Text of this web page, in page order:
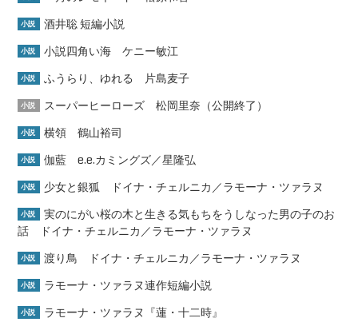
小説 酒井聡 短編小説
小説 小説四角い海 ケニー敏江
小説 ふうらり、ゆれる 片島麦子
小説 スーパーヒーローズ 松岡里奈（公開終了）
小説 横領 鶴山裕司
小説 伽藍 e.e.カミングズ／星隆弘
小説 少女と銀狐 ドイナ・チェルニカ／ラモーナ・ツァラヌ
小説
実のにがい桜の木と生きる気もちをうしなった男の子のお
話 ドイナ・チェルニカ／ラモーナ・ツァラヌ
小説 渡り鳥 ドイナ・チェルニカ／ラモーナ・ツァラヌ
小説 ラモーナ・ツァラヌ連作短編小説
小説 ラモーナ・ツァラヌ『蓮・十二時』